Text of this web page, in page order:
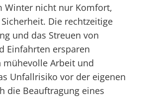
Winter nicht nur Komfort,
Die rechtzeitige
und das Streuen von
Einfahrten ersparen
mühevolle Arbeit und
Unfallrisiko vor der eigenen
die Beauftragung eines